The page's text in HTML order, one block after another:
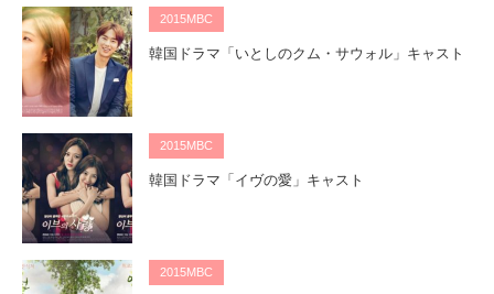
2015MBC
韓国ドラマ「いとしのクム・サウォル」キャスト
2015MBC
韓国ドラマ「イヴの愛」キャスト
2015MBC